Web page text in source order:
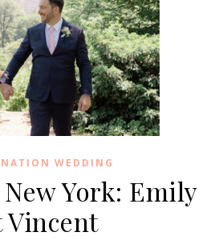
WEDDING
York: Emily
Vincent